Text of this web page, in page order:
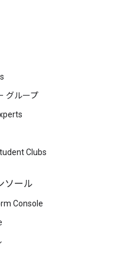
グループ
Clubs
ソール
Console